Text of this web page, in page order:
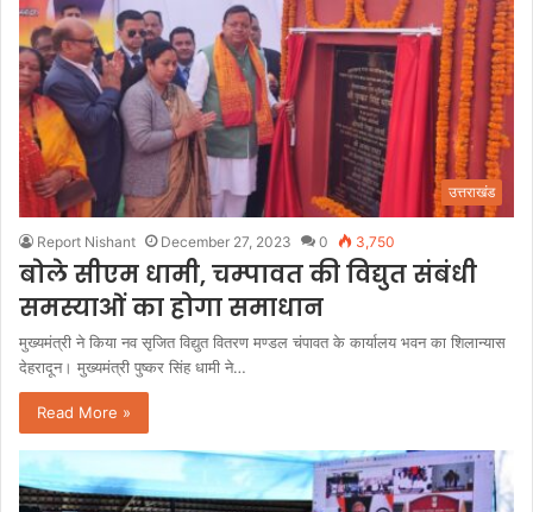
उत्तराखंड
Report Nishant December 27, 2023 0 3,750
बोले सीएम धामी, चम्पावत की विद्युत संबंधी
समस्याओं का होगा समाधान
मुख्यमंत्री ने किया नव सृजित विद्युत वितरण मण्डल चंपावत के कार्यालय भवन का शिलान्यास
देहरादून। मुख्यमंत्री पुष्कर सिंह धामी ने…
Read More »